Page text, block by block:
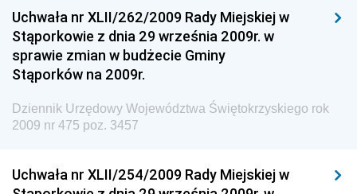
Dziennik Urzędowy Ministra Funduszy i Polityki
Regionalnej
Dziennik Urzędowy Ministra Aktywów Państwowych
Dziennik Urzędowy Ministra Zdrowia
Dziennik Urzędowy Ministra Środowiska i Głównego
Inspektora Ochrony Środowiska
Dziennik Urzędowy Ministerstwa Kultury, Dziedzictwa
Uchwała nr XLII/262/2009 Rady Miejskiej w
Stąporkowie z dnia 29 września 2009r. w
sprawie zmian w budżecie Gminy
Stąporków na 2009r.
Dziennik Urzędowy Województwa Świętokrzyskiego rok
2009 nr 475 poz. 3457
Uchwała nr XLII/254/2009 Rady Miejskiej w